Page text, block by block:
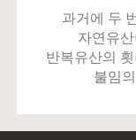
과거에 두
자연유
반복유산의
불임